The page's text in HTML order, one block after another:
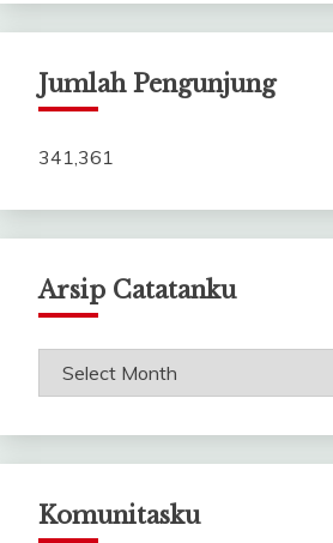
Jumlah Pengunjung
341,361
Arsip Catatanku
Arsip
Komunitasku